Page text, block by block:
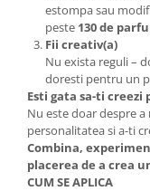
estompa sau
peste 130 de
Fii creativ(a)
Nu exista reguli –
doresti pentru un
Esti gata sa-ti
Nu este doar despre
personalitatea si a-ti
Combina,
placerea de a crea
CUM SE APLICA